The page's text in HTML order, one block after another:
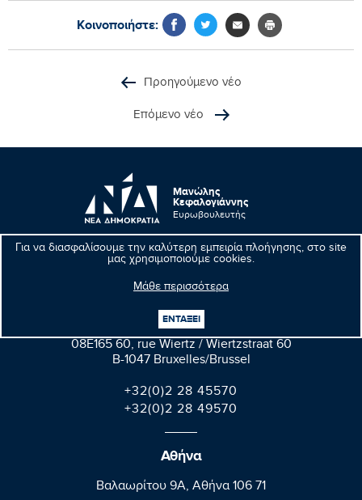
Για να διασφαλίσουμε την καλύτερη εμπειρία πλοήγησης, στο site
μας χρησιμοποιούμε cookies.
Μάθε περισσότερα
ΕΝΤΑΞΕΙ
Κοινοποιήστε:
Προηγούμενο νέο
Επόμενο νέο
Μανώλης
Κεφαλογιάννης
Ευρωβουλευτής
Parlement européen Bât. Altiero Spinelli
08E165 60, rue Wiertz / Wiertzstraat 60
B-1047 Bruxelles/Brussel
+32(0)2 28 45570
+32(0)2 28 49570
Αθήνα
Βαλαωρίτου 9A, Aθήνα 106 71